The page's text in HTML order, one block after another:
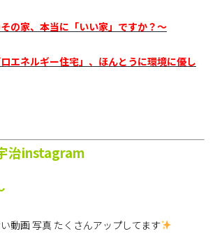
の家、本当に「いい家」ですか？～
エネルギー住宅」、ほんとうに環境に優し
治instagram
動画 写真 たくさんアップしてます